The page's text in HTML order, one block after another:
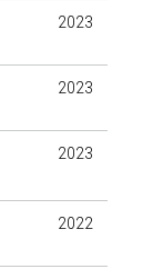
2023
2023
2023
2022